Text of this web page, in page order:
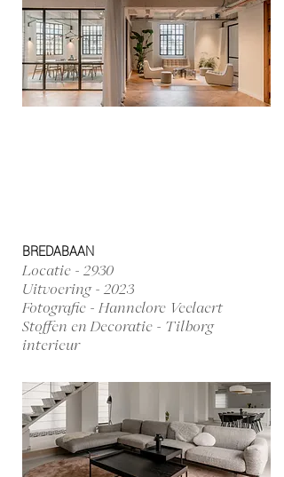
BREDABAAN
Locatie - 2930
Uitvoering - 2023
Fotografie - Hannelore Veelaert
Stoffen en Decoratie - Tilborg
interieur